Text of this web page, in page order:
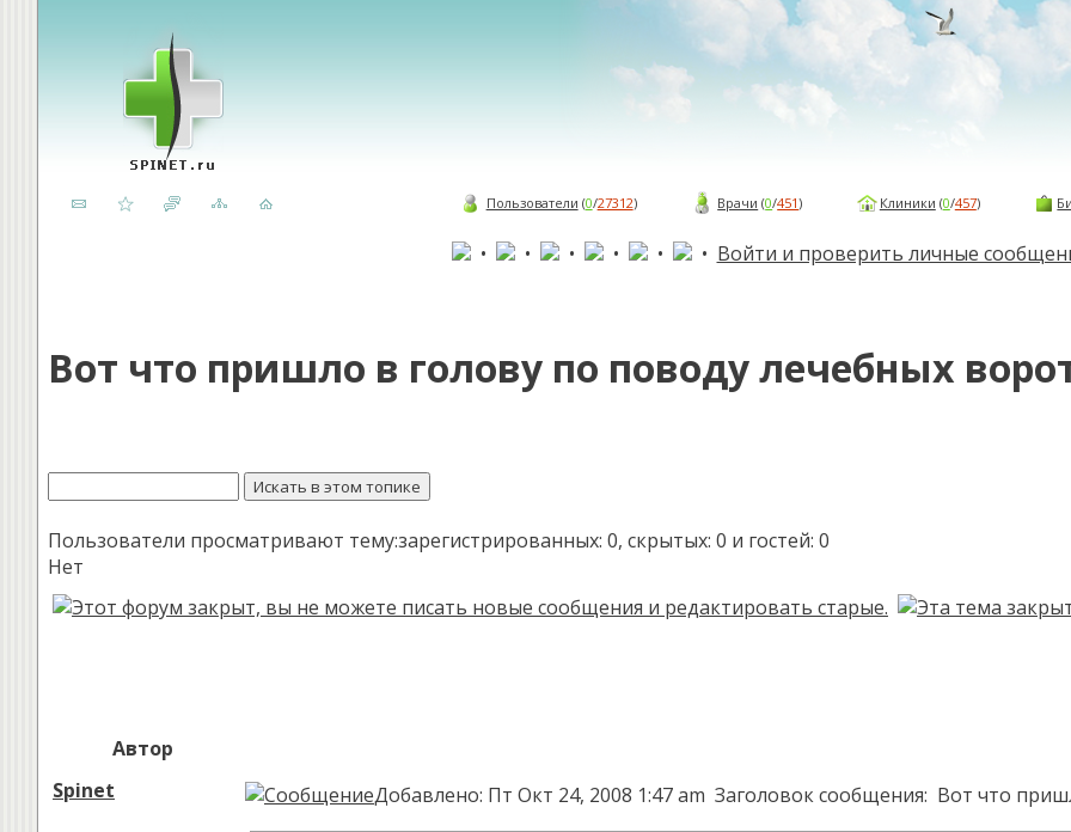
Пользователи (0/27312) Врачи (0/451) Клиники (0/457)
• • • • • • Войти и проверить личные
Вот что пришло в голову по поводу лечебных
Пользователи просматривают тему:зарегистрированных: 0, скрытых: 0 и гостей: 0
Нет
Автор
Spinet
Добавлено: Пт Окт 24, 2008 1:47 am Заголовок сообщения: Вот что